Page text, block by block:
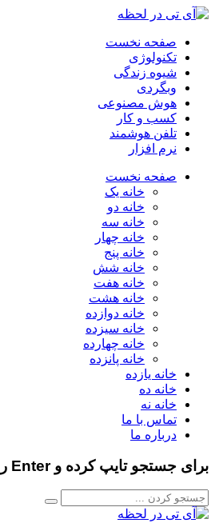
صفحه نخست
تکنولوژی
شیوه زندگی
وبگردی
هوش مصنوعی
کسب و کار
تلفن هوشمند
نرم افزار
صفحه نخست
خانه یک
خانه دو
خانه سه
خانه چهار
خانه پنج
خانه شش
خانه هفت
خانه هشت
خانه دوازده
خانه سیزده
خانه چهارده
خانه پانزده
خانه یازده
خانه ده
خانه نه
تماس با ما
درباره ما
برای جستجو تایپ کرده و Enter را بزنید